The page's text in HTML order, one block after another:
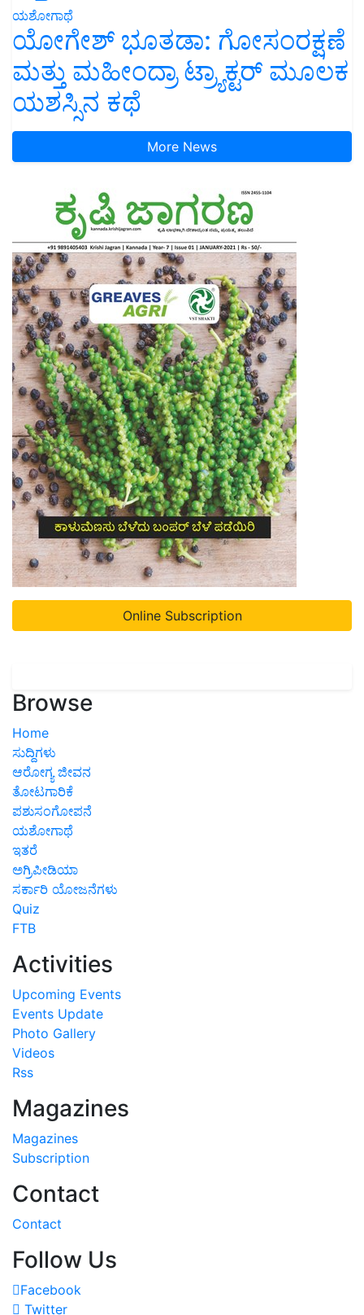
ಯಶೋಗಾಥೆ
ಯೋಗೇಶ್ ಭೂತಡಾ: ಗೋಸಂರಕ್ಷಣೆ
ಮತ್ತು ಮಹೀಂದ್ರಾ ಟ್ರ್ಯಾಕ್ಟರ್ ಮೂಲಕ
ಯಶಸ್ಸಿನ ಕಥೆ
More News
Online Subscription
Browse
Home
ಸುದ್ದಿಗಳು
ಆರೋಗ್ಯ ಜೀವನ
ತೋಟಗಾರಿಕೆ
ಪಶುಸಂಗೋಪನೆ
ಯಶೋಗಾಥೆ
ಇತರೆ
ಅಗ್ರಿಪೀಡಿಯಾ
ಸರ್ಕಾರಿ ಯೋಜನೆಗಳು
Quiz
FTB
Activities
Upcoming Events
Events Update
Photo Gallery
Videos
Rss
Magazines
Magazines
Subscription
Contact
Contact
Follow Us
Facebook
Twitter